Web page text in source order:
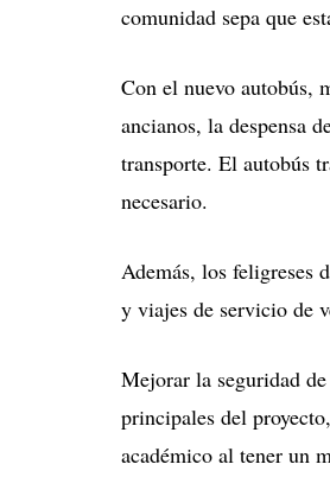
comunidad sepa que
Con el nuevo autobús,
ancianos, la despensa
transporte. El autobús
necesario.
Además, los feligreses
y viajes de servicio de
Mejorar la seguridad
principales del
académico al tener un